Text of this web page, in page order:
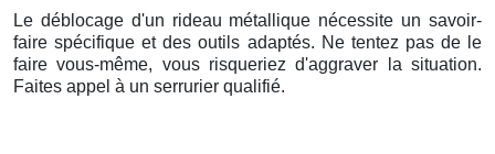
Le déblocage d'un rideau métallique nécessite un savoir-
faire spécifique et des outils adaptés. Ne tentez pas de le
faire vous-même, vous risqueriez d'aggraver la situation.
Faites appel à un serrurier qualifié.